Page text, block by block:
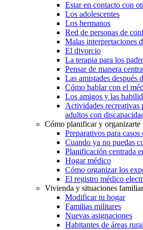
Estar en contacto con
Los adolescentes
Los hermanos
Red de personas de
Malas interpretaciones
El divorcio
La terapia para los
Pensar de manera
Las amistades después
Cómo hablar con el
Los amigos y las
Actividades recreativas
adultos con
Cómo planificar y organizarte
Preparativos para casos
Cuando ya no puedas
Planificación centrada
Hogar médico
Cómo organizar los
El registro médico
Vivienda y situaciones
Modificar tu hogar
Familias militares
Nuevas asignaciones
Habitantes de áreas